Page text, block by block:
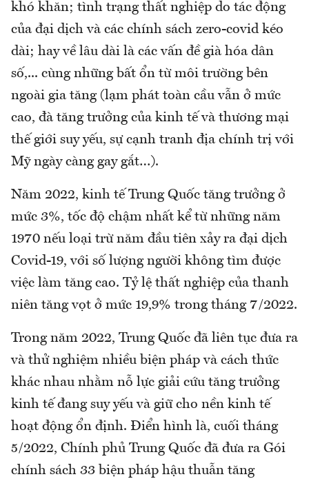
khó khăn; tình trạng thất nghiệp do tác động
của đại dịch và các chính sách zero-covid kéo
dài; hay về lâu dài là các vấn đề già hóa dân
số,... cùng những bất ổn từ môi trường bên
ngoài gia tăng (lạm phát toàn cầu vẫn ở mức
cao, đà tăng trưởng của kinh tế và thương mại
thế giới suy yếu, sự cạnh tranh địa chính trị với
Mỹ ngày càng gay gắt…).
Năm 2022, kinh tế Trung Quốc tăng trưởng ở
mức 3%, tốc độ chậm nhất kể từ những năm
1970 nếu loại trừ năm đầu tiên xảy ra đại dịch
Covid-19, với số lượng người không tìm được
việc làm tăng cao. Tỷ lệ thất nghiệp của thanh
niên tăng vọt ở mức 19,9% trong tháng 7/2022.
Trong năm 2022, Trung Quốc đã liên tục đưa ra
và thử nghiệm nhiều biện pháp và cách thức
khác nhau nhằm nỗ lực giải cứu tăng trưởng
kinh tế đang suy yếu và giữ cho nền kinh tế
hoạt động ổn định. Điển hình là, cuối tháng
5/2022, Chính phủ Trung Quốc đã đưa ra Gói
chính sách 33 biện pháp hậu thuẫn tăng